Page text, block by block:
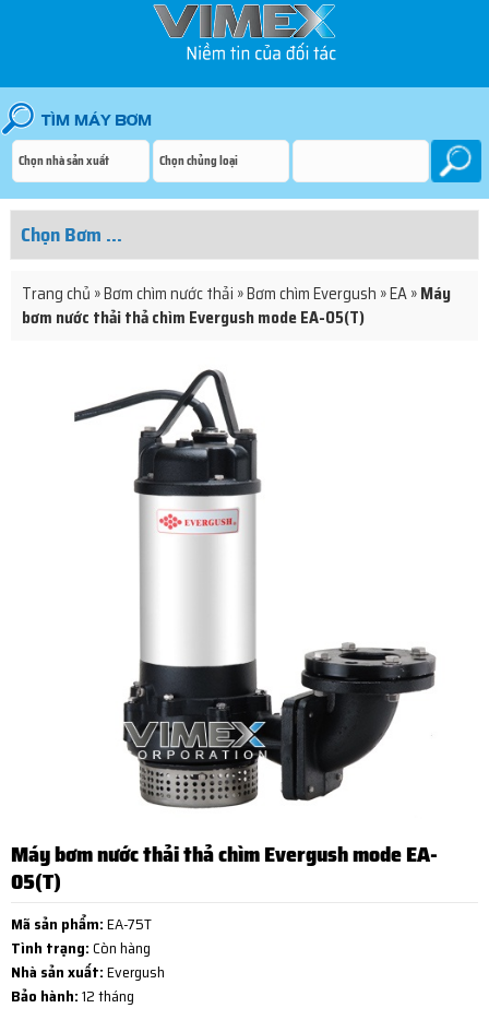
Trang chủ »Bơm chìm nước thải »Bơm chìm Evergush »EA»Máy
bơm nước thải thả chìm Evergush mode EA-05(T)
Máy bơm nước thải thả chìm Evergush mode EA-
05(T)
Mã sản phẩm:EA-75T
Tình trạng:Còn hàng
Nhà sản xuất:Evergush
Bảo hành:12 tháng